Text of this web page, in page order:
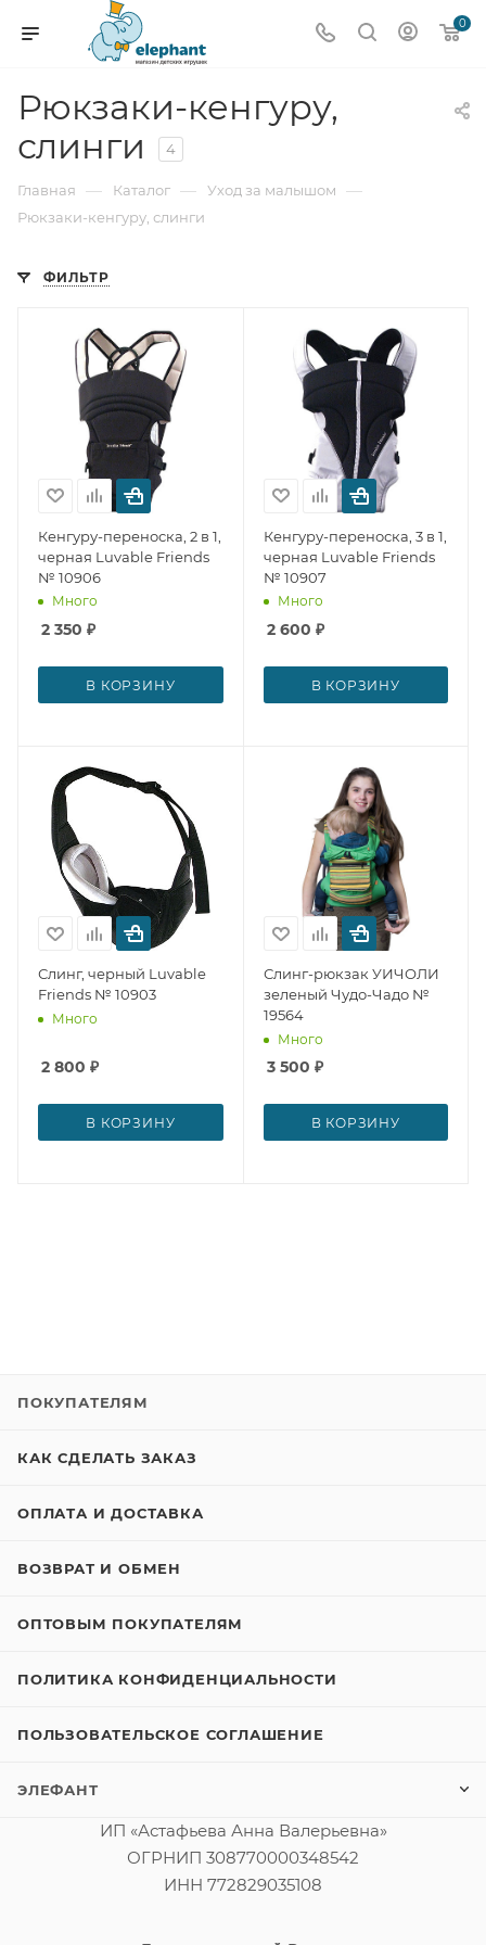
0
Рюкзаки-кенгуру,
слинги
4
Главная — Каталог — Уход за малышом —
Рюкзаки-кенгуру, слинги
ФИЛЬТР
Кенгуру-переноска, 2 в 1,
черная Luvable Friends
№ 10906
Много
2 350 ₽
В КОРЗИНУ
Кенгуру-переноска, 3 в 1,
черная Luvable Friends
№ 10907
Много
2 600 ₽
В КОРЗИНУ
Слинг, черный Luvable
Friends № 10903
Много
2 800 ₽
В КОРЗИНУ
Слинг-рюкзак УИЧОЛИ
зеленый Чудо-Чадо №
19564
Много
3 500 ₽
В КОРЗИНУ
ПОКУПАТЕЛЯМ
КАК СДЕЛАТЬ ЗАКАЗ
ОПЛАТА И ДОСТАВКА
ВОЗВРАТ И ОБМЕН
ОПТОВЫМ ПОКУПАТЕЛЯМ
ПОЛИТИКА КОНФИДЕНЦИАЛЬНОСТИ
ПОЛЬЗОВАТЕЛЬСКОЕ СОГЛАШЕНИЕ
ЭЛЕФАНТ
ИП «Астафьева Анна Валерьевна»
ОГРНИП 308770000348542
ИНН 772829035108